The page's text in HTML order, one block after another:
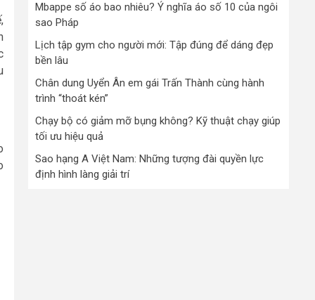
Mbappe số áo bao nhiêu? Ý nghĩa áo số 10 của ngôi
sao Pháp
Lịch tập gym cho người mới: Tập đúng để dáng đẹp
bền lâu
Chân dung Uyển Ân em gái Trấn Thành cùng hành
trình “thoát kén”
Chạy bộ có giảm mỡ bụng không? Kỹ thuật chạy giúp
tối ưu hiệu quả
Sao hạng A Việt Nam: Những tượng đài quyền lực
định hình làng giải trí